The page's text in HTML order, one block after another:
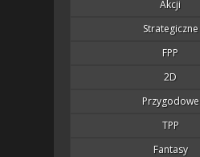
Akcji
Strategiczne
FPP
2D
Przygodowe
TPP
Fantasy